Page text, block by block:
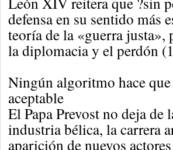
defensa en su sentido más
teoría de la «guerra
la diplomacia y el perdón
Ningún algoritmo hace
aceptable
El Papa Prevost no deja
industria bélica, la carrera
aparición de nuevos